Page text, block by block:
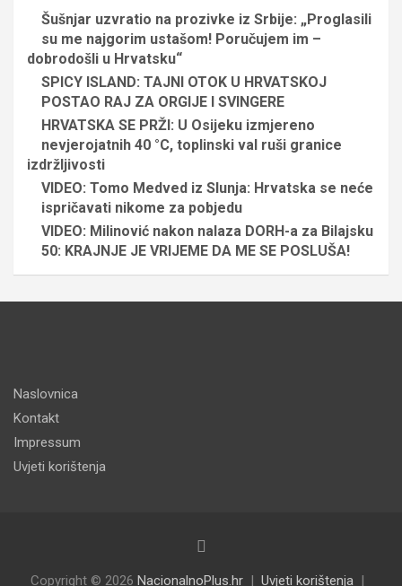
Šušnjar uzvratio na prozivke iz Srbije: „Proglasili
su me najgorim ustašom! Poručujem im –
dobrodošli u Hrvatsku“
SPICY ISLAND: TAJNI OTOK U HRVATSKOJ
POSTAO RAJ ZA ORGIJE I SVINGERE
HRVATSKA SE PRŽI: U Osijeku izmjereno
nevjerojatnih 40 °C, toplinski val ruši granice
izdržljivosti
VIDEO: Tomo Medved iz Slunja: Hrvatska se neće
ispričavati nikome za pobjedu
VIDEO: Milinović nakon nalaza DORH-a za Bilajsku
50: KRAJNJE JE VRIJEME DA ME SE POSLUŠA!
Naslovnica
Kontakt
Impressum
Uvjeti korištenja
Copyright © 2026 NacionalnoPlus.hr Uvjeti korištenja